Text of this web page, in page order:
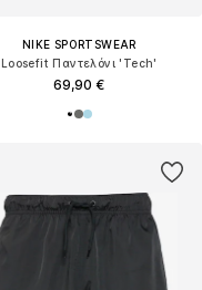
NIKE SPORTSWEAR
Loosefit Παντελόνι 'Tech'
69,90 €